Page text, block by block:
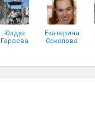
Юлдуз
Гараева
Екатерина
Соколова